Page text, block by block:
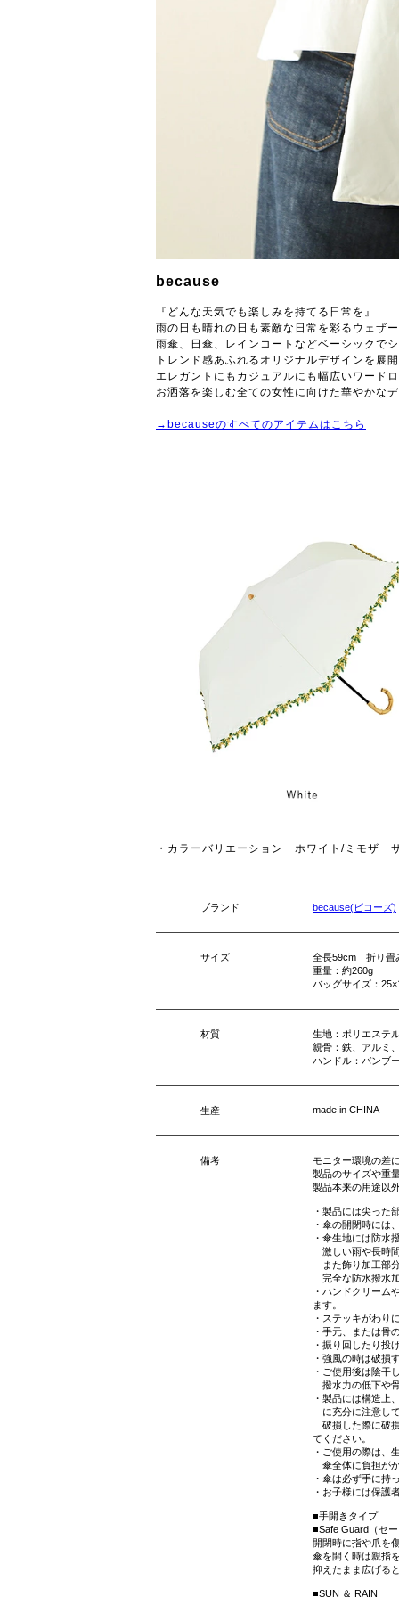
because
『どんな天気でも楽しみを持てる日常を』
雨の日も晴れの日も素敵な日常を彩るウェザ
雨傘、日傘、レインコートなどベーシックで
トレンド感あふれるオリジナルデザインを展
エレガントにもカジュアルにも幅広いワード
お洒落を楽しむ全ての女性に向けた華やかな
→becauseのすべてのアイテムはこちら
・カラーバリエーション ホワイト/ミモザ
ブランド because(ビコーズ)
サイズ
全長59cm 折り
重量：約260g
バッグサイズ：
材質
生地：ポリエステ
親骨：鉄、アルミ
ハンドル：バンブ
生産 made in CHINA
備考
モニター環境の差
製品のサイズや重
製品本来の用途以
・製品には尖った
・傘の開閉時には
・傘生地には防水
激しい雨や長時
また飾り加工部
完全な防水撥水
・ハンドクリーム
ます。
・ステッキがわり
・手元、または骨
・振り回したり投
・強風の時は破損
・ご使用後は陰干
撥水力の低下や
・製品には構造上
に充分に注意し
破損した際に破
てください。
・ご使用の際は、
傘全体に負担が
・傘は必ず手に持
・お子様には保護
■手開きタイプ
■Safe Guard（セ
開閉時に指や爪を
傘を開く時は親指
抑えたまま広げる
■SUN ＆ RAIN